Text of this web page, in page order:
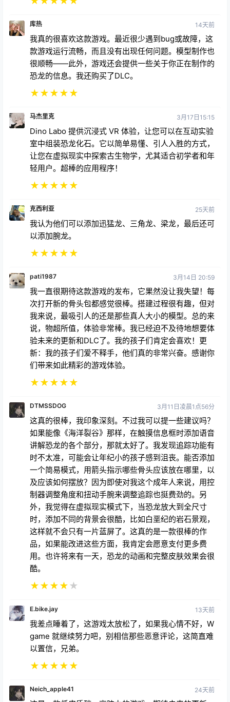
我真的很喜欢这款游戏。最近很少遇到bug或故障，这
款游戏运行流畅，而且没有出现任何问题。模型制作也
很顺畅——此外，游戏还会提供一些关于你正在制作的
恐龙的信息。我还购买了DLC。
★★★★★
Dino Labo 提供沉浸式 VR 体验，让您可以在互动实验
室中组装恐龙化石。它以简单易懂、引人入胜的方式，
让您在虚拟现实中探索古生物学，尤其适合初学者和年
轻用户。超棒的应用程序！
★★ ★ ★★
我认为他们可以添加迅猛龙、三角龙、梁龙，最后还可
以添加腕龙。
★★★★★
我一直很期待这款游戏的发布，它果然没让我失望！每
次打开新的骨头包都感觉很棒。搭建过程很有趣，但对
我来说，最吸引人的还是那些真人大小的模型。总的来
说，物超所值，体验非常棒。我已经迫不及待地想要体
验未来的更新和DLC了。我的孩子们肯定会喜欢！更
新：我的孩子们爱不释手，他们真的非常兴奋。感谢你
们带来如此精彩的游戏体验。
★★★★★
这真的很棒，我印象深刻。不过我可以提一些建议吗？
如果能像《海洋裂谷》那样，在触摸信息框时添加语音
讲解恐龙的各个部分，那就太好了。我发现追踪功能有
时不太准，可能会让年纪小的孩子感到沮丧。能否添加
一个简易模式，用箭头指示哪些骨头应该放在哪里，以
及应该如何摆放？因为即使对我这个成年人来说，用控
制器调整角度和扭动手腕来调整追踪也挺费劲的。另
外，我觉得在虚拟现实模式下，当恐龙放大到全尺寸
时，添加不同的背景会很酷，比如白垩纪的岩石景观，
这样就不会只有一片蓝屏了。这真的是一款很棒的作
品，如果能改进这些方面，我肯定会愿意支付更多费
用。也许将来有一天，恐龙的动画和完整皮肤效果会很
酷。
★★
我差点睡着了，这游戏太放松了，如果我心情不好，W
game 就继续努力吧，别相信那些恶意评论，这简直难
以置信，兄弟。
★★★ ★★
这是一款低皮质醇、高脑力的游戏，期待未来的更新。